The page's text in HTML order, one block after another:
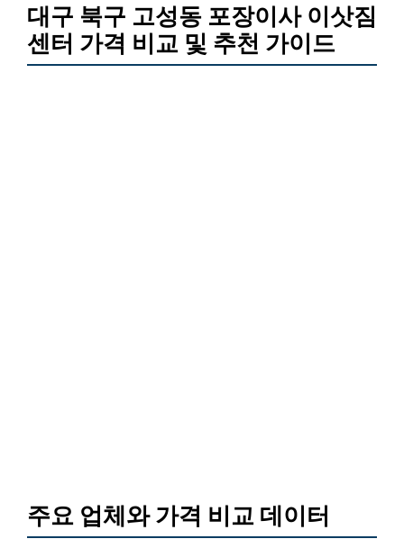
대구 북구 고성동 포장이사 이삿짐
센터 가격 비교 및 추천 가이드
주요 업체와 가격 비교 데이터